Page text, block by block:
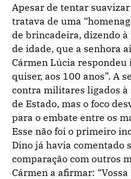
Apesar de tentar
tratava de uma
de brincadeira, dizendo
de idade, que a senhora
Cármen Lúcia respondeu
quiser, aos 100 anos”. A
contra militares ligados
de Estado, mas o foco
para o embate entre os
Esse não foi o primeiro
Dino já havia comentado
comparação com outros
Cármen a afirmar: